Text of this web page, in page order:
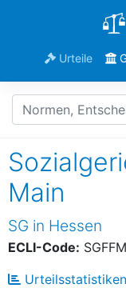
Urteile
Main
SG in Hessen
ECLI-Code: SGFFM